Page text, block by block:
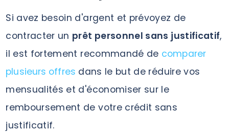
Si avez besoin d'argent et prévoyez de
contracter un prêt personnel sans justificatif,
il est fortement recommandé de comparer
plusieurs offres dans le but de réduire vos
mensualités et d'économiser sur le
remboursement de votre crédit sans
justificatif.